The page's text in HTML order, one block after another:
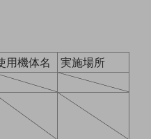
用機体名
実施場所